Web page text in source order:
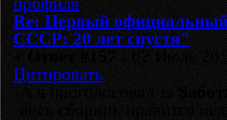
Re: Первый
СССР: 20 лет спустя"
«Ответ #157 :02 Июль
Цитировать
А я проголосовал за
весь сборник нравится